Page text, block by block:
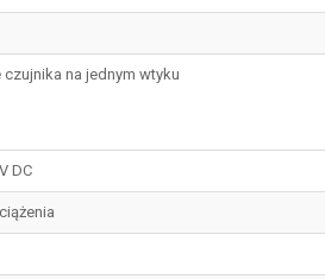
czujnika na jednym wtyku
DC